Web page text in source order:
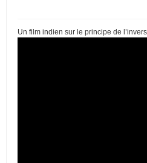
Un film indien sur le principe de